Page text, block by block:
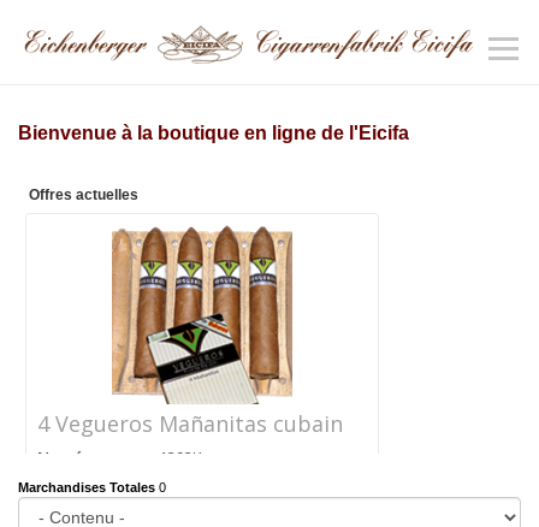
Bienvenue à la boutique en ligne de l'Eicifa
Offres actuelles
4 Vegueros Mañanitas cubain
Numéro
d'article
1292K
Prix
Marchandises Totales 0